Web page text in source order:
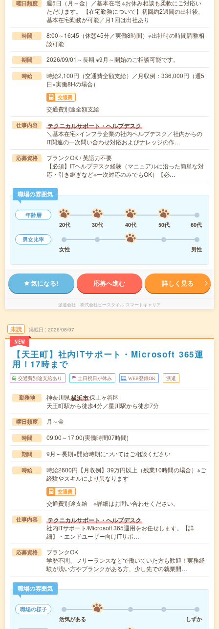
曜日頻度
週5日（月～金）／基本在宅 ※お休み相談も柔軟にご対応い
ただけます。 【在宅勤務について】初回約2週間の出社後、
基本在宅勤務が可能／月1回は出社あり
時間
8:00～16:45（休憩45分／実働8時間）※出社時の時間調整相
談可能
期間 2026/09/01～長期 ※9月～開始のご相談可能です。
時給
時給2,100円（交通費全額支給）／月収例：336,000円（週5
日×実働8Hの場合）
交通費
交通費別途全額支給
仕事内容 テクニカルサポート・ヘルプデスク
＼基本在宅×インフラ企業の社内ヘルプデスク／社内からの
IT関連の一次問い合わせ対応およびナレッジの作…
応募資格
ブランクOK / 英語力不要
【必須】ITヘルプデスク経験（マニュアルに沿った簡単な対
応・引き継ぎなど※一次対応のみでもOK）【必…
職場の雰囲気
年齢層
20代
30代 40代 50代
60代
男女比率
女性
男性
気になる! 応募へ進む 詳しく見る
派遣会社 株式会社ビースタイル スマートキャリア
未読
NEW
掲載日 2026/08/07
【天王町】社内ITサポート・Microsoft 365運
用！17時まで
交通費別途支給あり 土日祝日が休み WEB登録OK 派遣
勤務地 神奈川県横浜市保土ヶ谷区
天王町駅から徒歩4分／星川駅から徒歩7分
曜日頻度 月～金
時間 09:00～17:00(実働時間07時間)
期間 9月～長期※開始時期についてはご相談ください
時給
時給2600円【月収例】39万円以上（残業10時間の場合）※ご
経験やスキルにより異なります
交通費
交通費別途支給 ※詳細はお問い合わせください。
仕事内容 テクニカルサポート・ヘルプデスク
社内ITサポート/Microsoft 365運用をお任せします。【詳
細】・エンドユーザー向けITサポ…
応募資格
ブランクOK
学歴不問、フリーランスなどで働いていた方も歓迎！実務経
験が浅い方やブランクがある方、少し先での就業開…
職場の雰囲気
職場の様子
活気がある
しずか